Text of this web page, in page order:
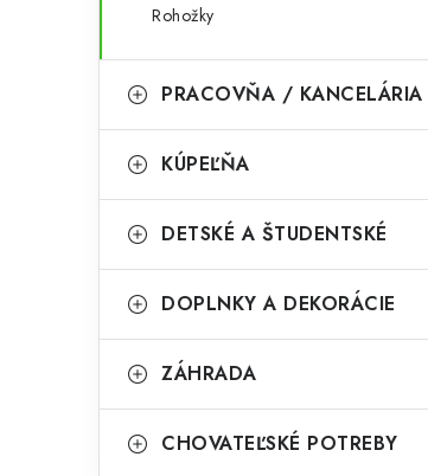
Rohožky
PRACOVŇA / KANCELÁRIA
KÚPEĽŇA
DETSKÉ A ŠTUDENTSKÉ
DOPLNKY A DEKORÁCIE
ZÁHRADA
CHOVATEĽSKÉ POTREBY